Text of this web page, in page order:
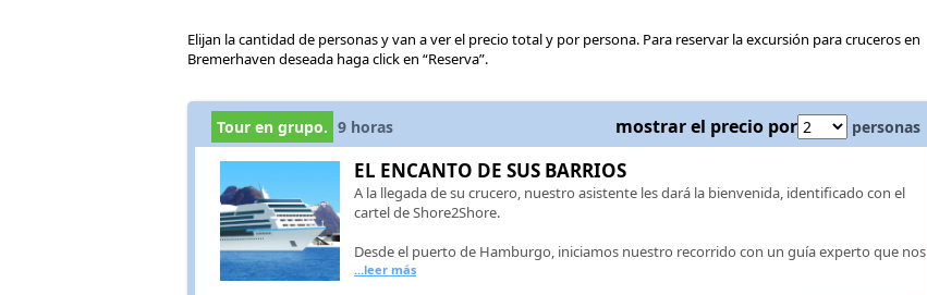
Elijan la cantidad de personas y van a ver el precio total y por persona. Para reservar la excursión para cruceros en
Bremerhaven deseada haga click en “Reserva”.
Tour en grupo. 9 horas mostrar el precio por personas
EL ENCANTO DE SUS BARRIOS
A la llegada de su crucero, nuestro asistente les dará la bienvenida, identificado con el
cartel de Shore2Shore.
Desde el puerto de Hamburgo, iniciamos nuestro recorrido con un guía experto que nos
...leer más